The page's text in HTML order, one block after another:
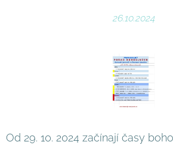
26.10.2024
Od 29. 10. 2024 začínají časy